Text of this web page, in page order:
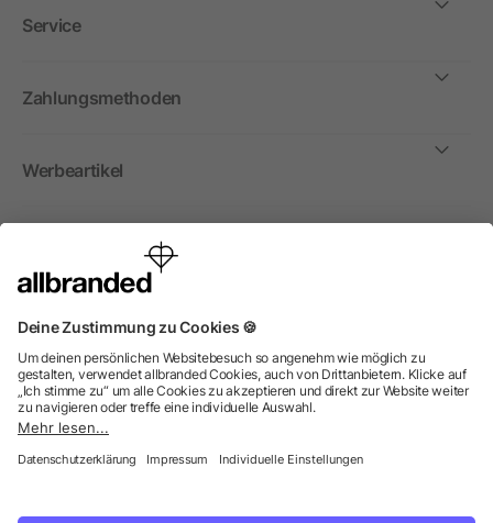
Service
Zahlungsmethoden
Werbeartikel
International
Wir verkaufen Werbeartikel, Werbemittel und
Vereine. Alle Preise zzgl. MwSt.